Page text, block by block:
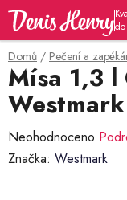
Přejít
obsah
Domů / Pečení a
Mísa 1,3 l
Westmark
Průměrné
hodnocení
Neohodnoceno
Značka: Westmark